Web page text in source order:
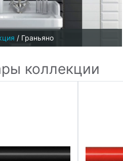
/ Граньяно
коллекции